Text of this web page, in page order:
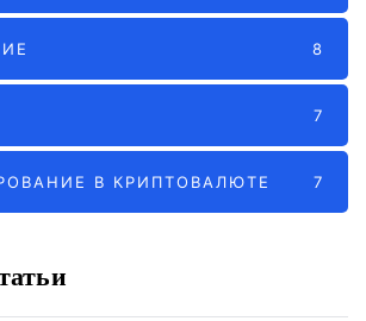
8
7
В КРИПТОВАЛЮТЕ 7